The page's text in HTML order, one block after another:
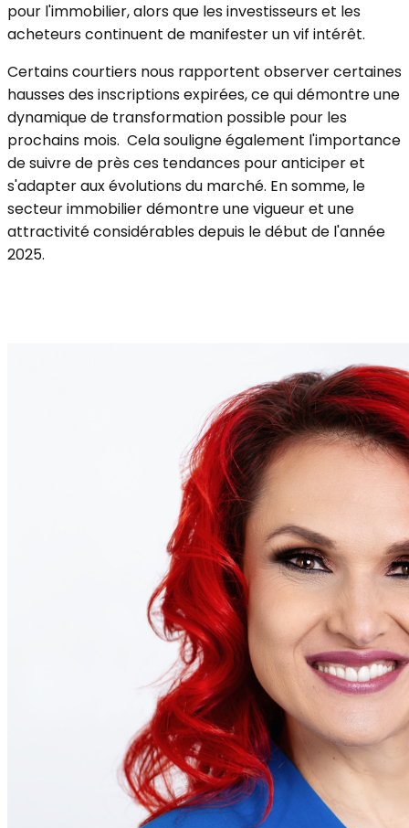
pour l'immobilier, alors que les investisseurs et les
acheteurs continuent de manifester un vif intérêt.
Certains courtiers nous rapportent observer certaines
hausses des inscriptions expirées, ce qui démontre une
dynamique de transformation possible pour les
prochains mois. Cela souligne également l'importance
de suivre de près ces tendances pour anticiper et
s'adapter aux évolutions du marché. En somme, le
secteur immobilier démontre une vigueur et une
attractivité considérables depuis le début de l'année
2025.